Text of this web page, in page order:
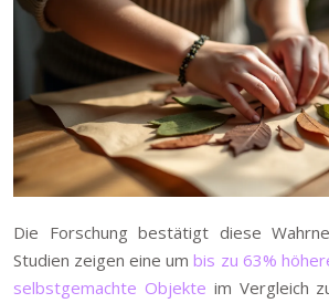
Die Forschung bestätigt diese
Studien zeigen eine umbis zu 63%
selbstgemachte Objekte im Vergleich